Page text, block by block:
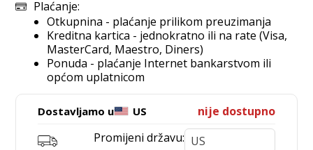
Plaćanje:
Otkupnina - plaćanje prilikom preuzimanja
Kreditna kartica - jednokratno ili na rate (Visa,
MasterCard, Maestro, Diners)
Ponuda - plaćanje Internet bankarstvom ili
općom uplatnicom
Dostavljamo u US
nije dostupno
Promijeni državu: